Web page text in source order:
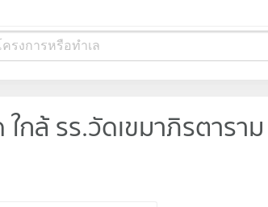
รงการหรือทำเล
กล้ รร.วัดเขมาภิรตาราม